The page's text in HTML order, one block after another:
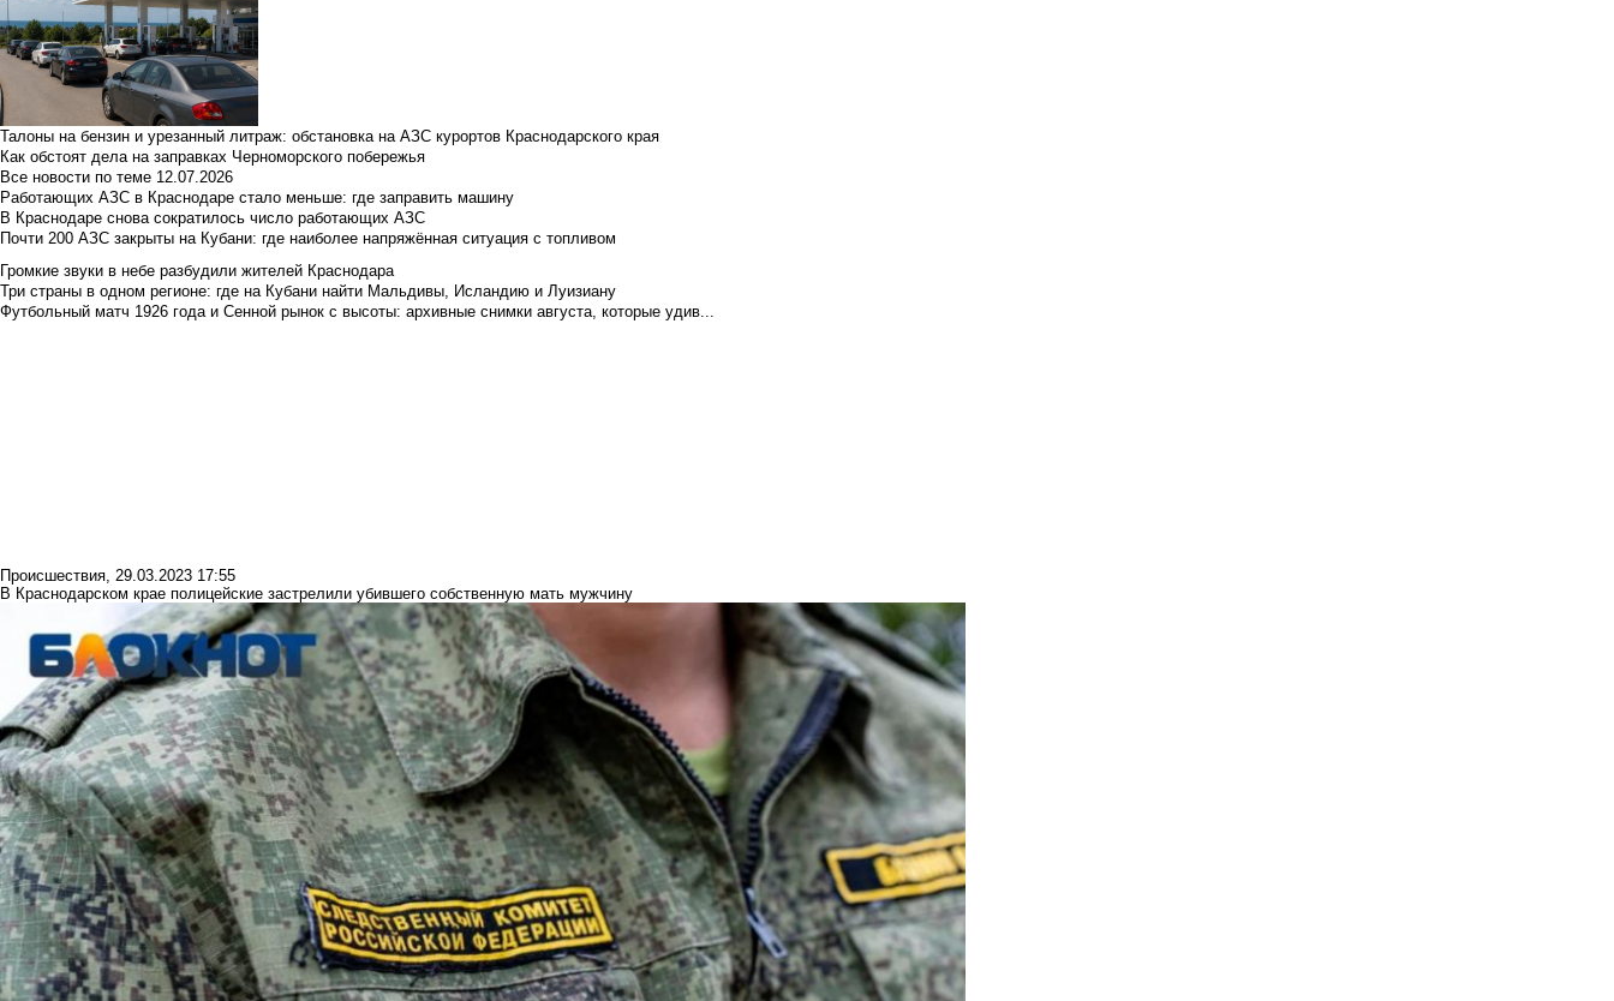
Талоны на бензин и урезанный литраж: обстановка на АЗС курортов Краснодарского края
Как обстоят дела на заправках Черноморского побережья
Все новости по теме 12.07.2026
Работающих АЗС в Краснодаре стало меньше: где заправить машину
В Краснодаре снова сократилось число работающих АЗС
Почти 200 АЗС закрыты на Кубани: где наиболее напряжённая ситуация с топливом
Громкие звуки в небе разбудили жителей Краснодара
Три страны в одном регионе: где на Кубани найти Мальдивы, Исландию и Луизиану
Футбольный матч 1926 года и Сенной рынок с высоты: архивные снимки августа, которые удив...
Происшествия, 29.03.2023 17:55
В Краснодарском крае полицейские застрелили убившего собственную мать мужчину